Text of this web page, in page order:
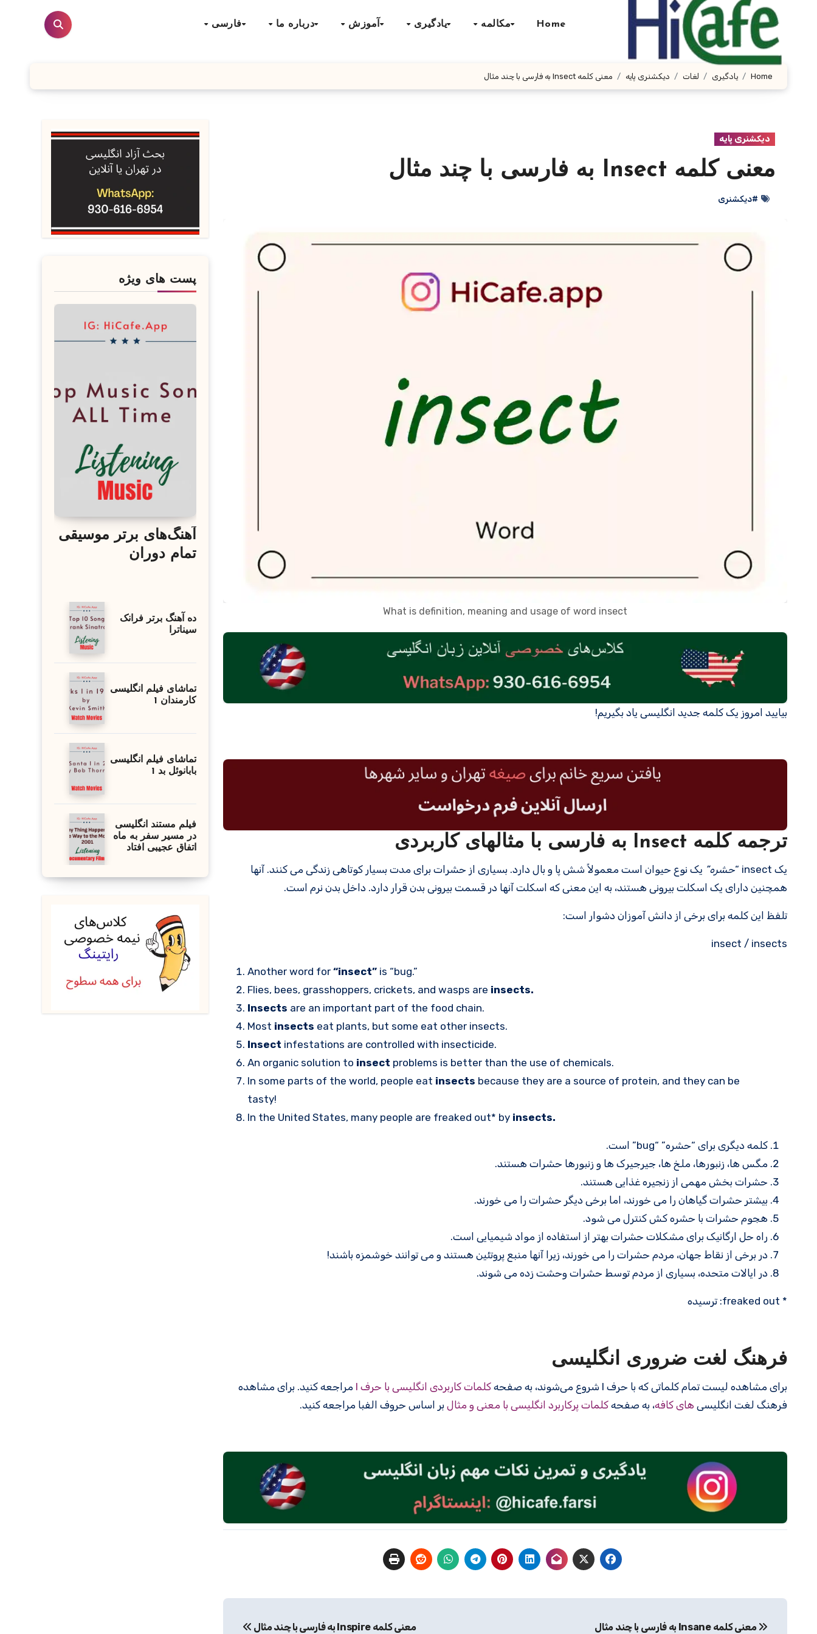
Home مکالمه یادگیری آموزش درباره ما فارسی
Home یادگیری لغات دیکشنری پایه معنی کلمه Insect به فارسی با چند مثال
دیکشنری پایه
معنی کلمه Insect به فارسی با چند مثال
#دیکشنری
What is definition, meaning and usage of word insect
بیایید امروز یک کلمه جدید انگلیسی یاد بگیریم!
ترجمه کلمه Insect به فارسی با مثالهای کاربردی
یک insect “ حشره” یک نوع حیوان است معمولاً شش پا و بال دارد. بسیاری از حشرات برای مدت بسیار کوتاهی زندگی می کنند. آنها
همچنین دارای یک اسکلت بیرونی هستند، به این معنی که اسکلت آنها در قسمت بیرونی بدن قرار دارد. داخل بدن نرم است.
تلفظ این کلمه برای برخی از دانش آموزان دشوار است:
insect / insects
Another word for “insect”is “bug.”
Flies, bees, grasshoppers, crickets, and wasps are insects.
Insects are an important part of the food chain.
Most insects eat plants, but some eat other insects.
Insect infestations are controlled with insecticide.
An organic solution to insect problems is better than the use of chemicals.
In some parts of the world, people eat insects because they are a source of protein, and they can be
tasty!
In the United States, many people are freaked out* by insects.
کلمه دیگری برای “حشره” “bug” است.
مگس ها، زنبورها، ملخ ها، جیرجیرک ها و زنبورها حشرات هستند.
حشرات بخش مهمی از زنجیره غذایی هستند.
بیشتر حشرات گیاهان را می خورند، اما برخی دیگر حشرات را می خورند.
هجوم حشرات با حشره کش کنترل می شود.
راه حل ارگانیک برای مشکلات حشرات بهتر از استفاده از مواد شیمیایی است.
در برخی از نقاط جهان، مردم حشرات را می خورند، زیرا آنها منبع پروتئین هستند و می توانند خوشمزه باشند!
در ایالات متحده، بسیاری از مردم توسط حشرات وحشت زده می شوند.
* freaked out: ترسیده
فرهنگ لغت ضروری انگلیسی
برای مشاهده لیست تمام کلماتی که با حرف I شروع می‌شوند، به صفحه کلمات کاربردی انگلیسی با حرف I
مراجعه کنید. برای مشاهده
فرهنگ لغت انگلیسی های کافه، به صفحه کلمات پرکاربرد انگلیسی با معنی و مثال بر اساس حروف الفبا مراجعه کنید.
معنی کلمه Insane به فارسی با چند مثال معنی کلمه Inspire به فارسی با چند مثال
پست های ویژه
آهنگ‌های برتر موسیقی
تمام دوران
ده آهنگ برتر فرانک
سیناترا
تماشای فیلم انگلیسی
کارمندان 1
تماشای فیلم انگلیسی
بابانوئل بد 1
فیلم مستند انگلیسی
در مسیر سفر به ماه
اتفاق عجیبی افتاد